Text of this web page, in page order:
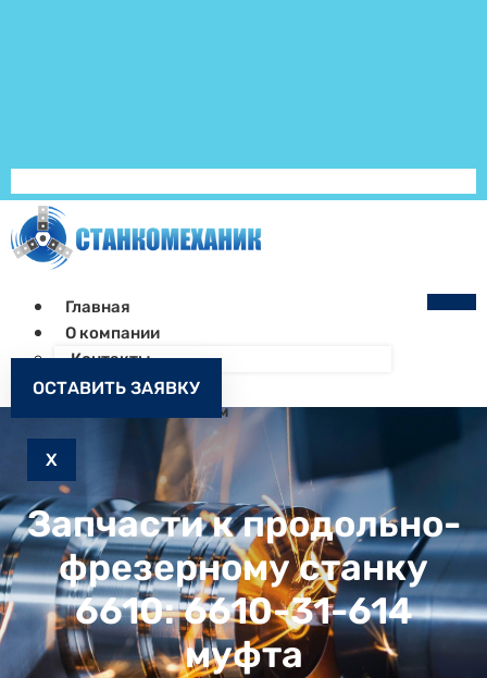
Главная
О компании
Контакты
Как заказать
Запчасти к станкам
X
ОСТАВИТЬ ЗАЯВКУ
Запчасти к продольно-
фрезерному станку
6610: 6610-31-614
муфта